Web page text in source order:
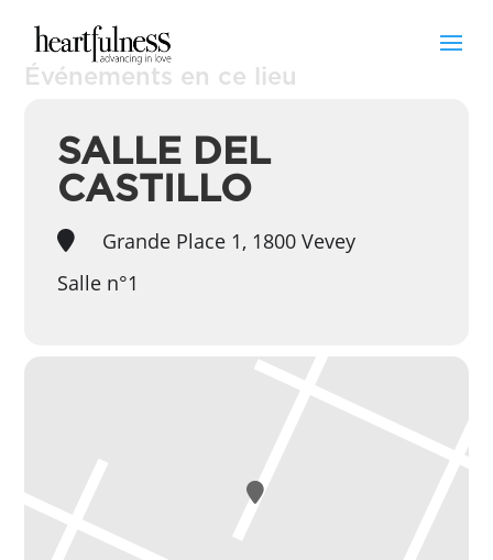
Événements en ce lieu
SALLE DEL
CASTILLO
Grande Place 1, 1800 Vevey
Salle n°1